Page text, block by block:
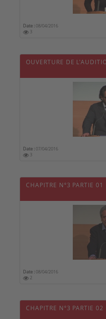
Date :08/04/2016
3
OUVERTURE DE
Date :07/04/2016
3
CHAPITRE N°3 PARTIE 01
Date :08/04/2016
2
CHAPITRE N°3 PARTIE 02